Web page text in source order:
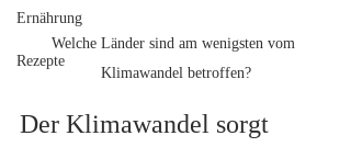
Ernährung
Rezepte
Welche Länder sind am wenigsten vom
Klimawandel betroffen?
Der Klimawandel sorgt